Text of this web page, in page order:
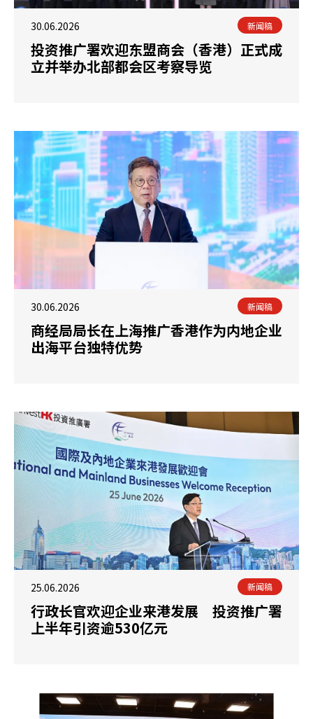
30.06.2026 新闻稿
投资推广署欢迎东盟商会（香港）正式成
立并举办北部都会区考察导览
30.06.2026 新闻稿
​商经局局长在上海推广香港作为内地企业
出海平台独特优势
25.06.2026 新闻稿
行政长官欢迎企业来港发展 投资推广署
上半年引资逾530亿元